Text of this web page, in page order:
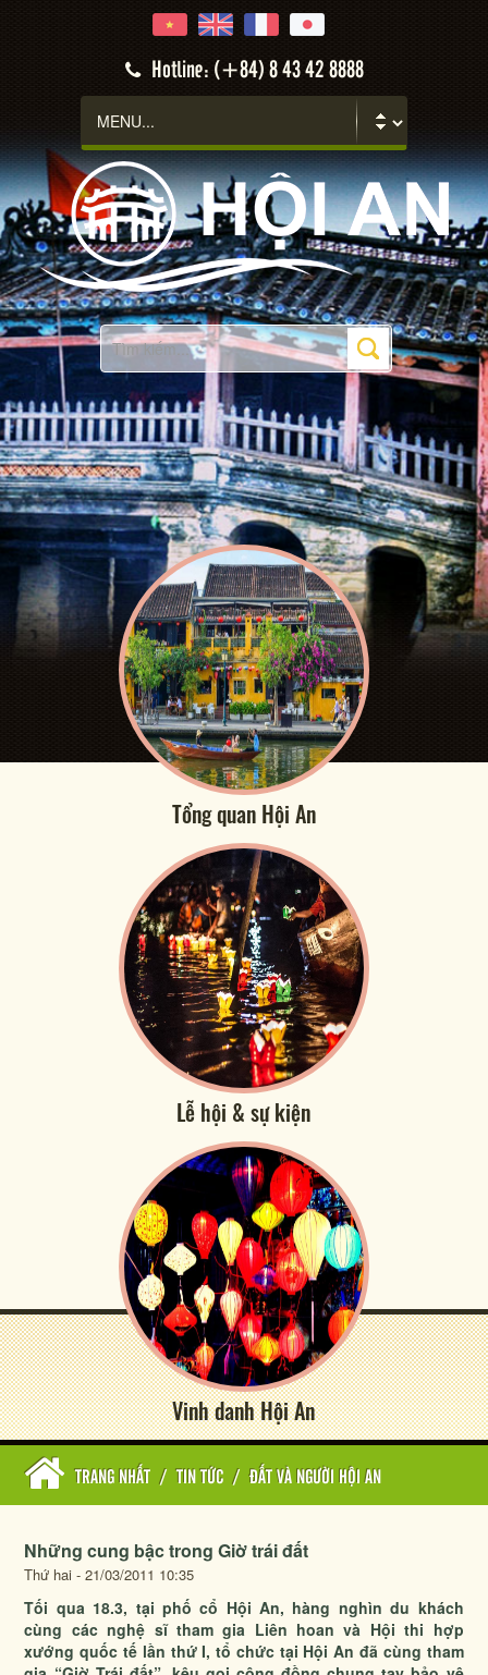
Hotline: (+84) 8 43 42 8888
Tổng quan Hội An
Lễ hội & sự kiện
Vinh danh Hội An
TRANG NHẤT / TIN TỨC / ĐẤT VÀ NGƯỜI HỘI AN
Những cung bậc trong Giờ trái đất
Thứ hai - 21/03/2011 10:35
Tối qua 18.3, tại phố cổ Hội An, hàng nghìn du khách
cùng các nghệ sĩ tham gia Liên hoan và Hội thi hợp
xướng quốc tế lần thứ I, tổ chức tại Hội An đã cùng tham